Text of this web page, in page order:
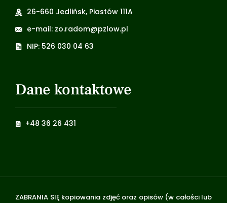
26-660 Jedlińsk, Piastów 111A
e-mail: zo.radom@pzlow.pl
NIP: 526 030 04 63
Dane kontaktowe
+48 36 26 431
ZABRANIA SIĘ kopiowania zdjęć oraz opisów (w całości lub